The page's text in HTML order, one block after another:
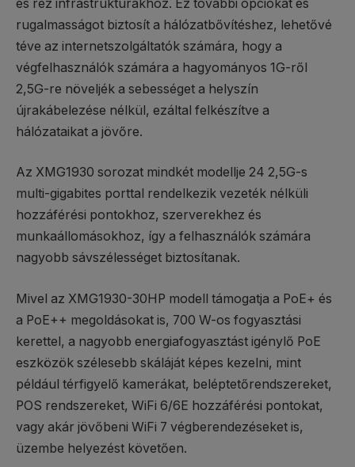
és réz infrastruktúrákhoz. Ez további opciókat és
rugalmasságot biztosít a hálózatbővítéshez, lehetővé
téve az internetszolgáltatók számára, hogy a
végfelhasználók számára a hagyományos 1G-ről
2,5G-re növeljék a sebességet a helyszín
újrakábelezése nélkül, ezáltal felkészítve a
hálózataikat a jövőre.
Az XMG1930 sorozat mindkét modellje 24 2,5G-s
multi-gigabites porttal rendelkezik vezeték nélküli
hozzáférési pontokhoz, szerverekhez és
munkaállomásokhoz, így a felhasználók számára
nagyobb sávszélességet biztosítanak.
Mivel az XMG1930-30HP modell támogatja a PoE+ és
a PoE++ megoldásokat is, 700 W-os fogyasztási
kerettel, a nagyobb energiafogyasztást igénylő PoE
eszközök szélesebb skáláját képes kezelni, mint
például térfigyelő kamerákat, beléptetőrendszereket,
POS rendszereket, WiFi 6/6E hozzáférési pontokat,
vagy akár jövőbeni WiFi 7 végberendezéseket is,
üzembe helyezést követően.